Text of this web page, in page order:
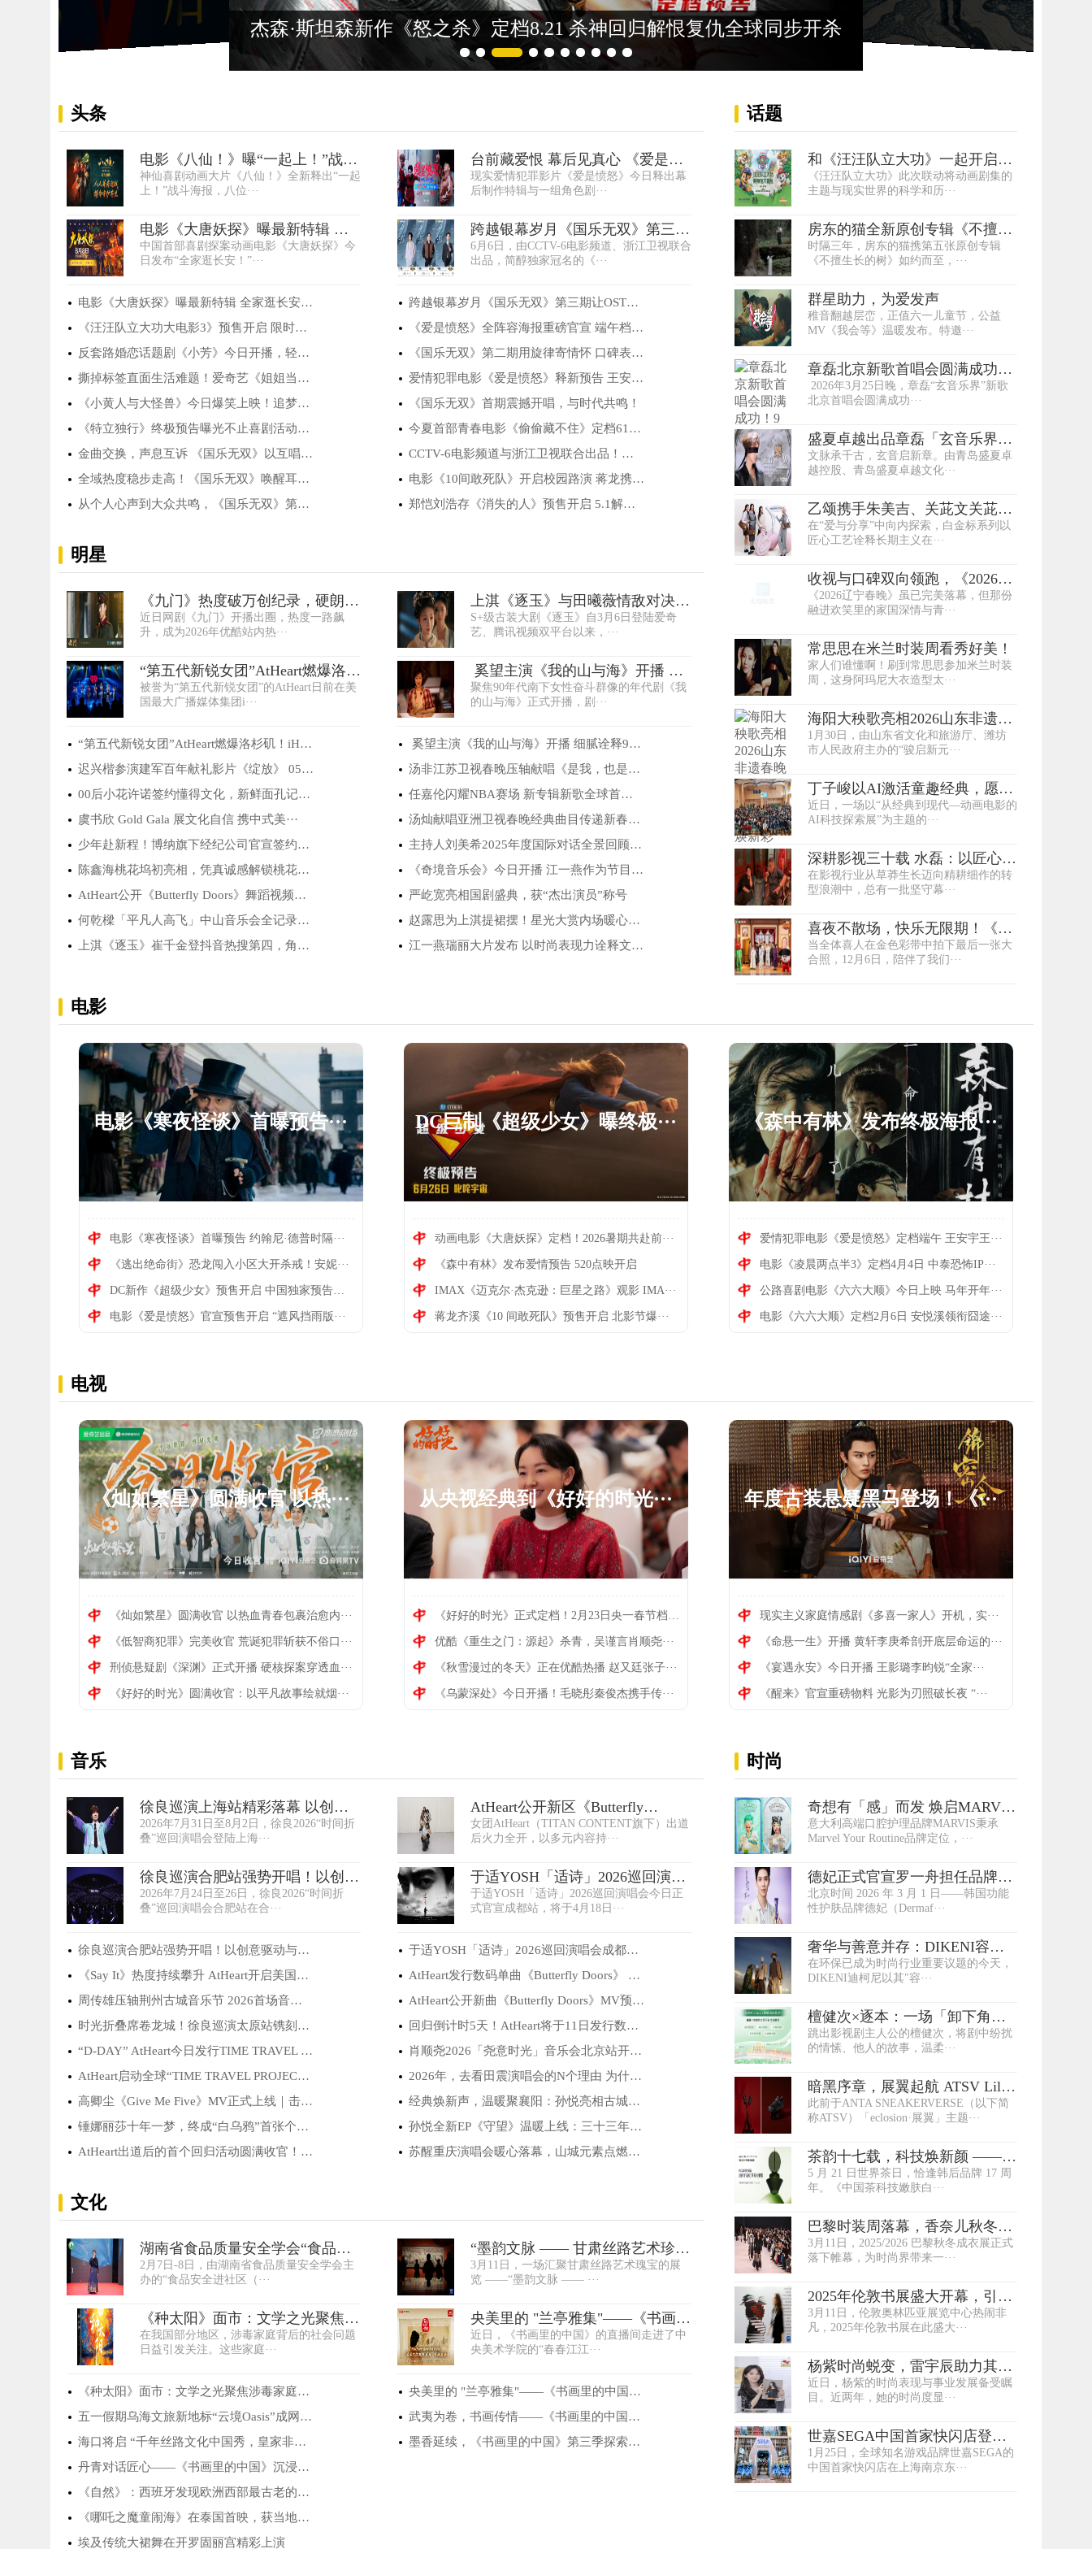
电影《回家之路》首曝物料 张震领衔演绎跨越海峡的坚守
头条
电影《八仙！》曝“一起上！”战斗
海报 凡人···
神仙喜剧动画大片《八仙！》全新释出“一起
上！”战斗海报，八位···
电影《大唐妖探》曝最新特辑 全
家逛长安大开···
中国首部喜剧探案动画电影《大唐妖探》今
日发布“全家逛长安！”···
电影《大唐妖探》曝最新特辑 全家逛长安大开···
《汪汪队立大功大电影3》预售开启 限时点映···
反套路婚恋话题剧《小芳》今日开播，轻喜诠···
撕掉标签直面生活难题！爱奇艺《姐姐当家2》···
《小黄人与大怪兽》今日爆笑上映！追梦好莱···
《特立独行》终极预告曝光不止喜剧活动切实···
金曲交换，声息互诉 《国乐无双》以互唱搭建···
全域热度稳步走高！《国乐无双》唤醒耳机里···
从个人心声到大众共鸣，《国乐无双》第四期···
台前藏爱恨 幕后见真心 《爱是愤
怒》制作特···
现实爱情犯罪影片《爱是愤怒》今日释出幕
后制作特辑与一组角色剧···
跨越银幕岁月《国乐无双》第三期
让OST重燃生···
6月6日，由CCTV-6电影频道、浙江卫视联合
出品，简醇独家冠名的《···
跨越银幕岁月《国乐无双》第三期让OST重燃生···
《爱是愤怒》全阵容海报重磅官宣 端午档现实···
《国乐无双》第二期用旋律寄情怀 口碑表现亮···
爱情犯罪电影《爱是愤怒》释新预告 王安宇···
《国乐无双》首期震撼开唱，与时代共鸣！
今夏首部青春电影《偷偷藏不住》定档612 细···
CCTV-6电影频道与浙江卫视联合出品！国乐新···
电影《10间敢死队》开启校园路演 蒋龙携主创···
郑恺刘浩存《消失的人》预售开启 5.1解锁小···
明星
《九门》热度破万创纪录，硬朗小
生杨昊博崭···
近日网剧《九门》开播出圈，热度一路飙
升，成为2026年优酷站内热···
“第五代新锐女团”AtHeart燃爆洛杉
矶！iHe···
被誉为“第五代新锐女团”的AtHeart日前在美
国最大广播媒体集团i···
“第五代新锐女团”AtHeart燃爆洛杉矶！iHe···
迟兴楷参演建军百年献礼影片《绽放》 05后演···
00后小花许诺签约懂得文化，新鲜面孔记忆点···
虞书欣 Gold Gala 展文化自信 携中式美···
少年赴新程！博纳旗下经纪公司官宣签约新人···
陈鑫海桃花坞初亮相，凭真诚感解锁桃花坞社···
AtHeart公开《Butterfly Doors》舞蹈视频！···
何乾樑「平凡人高飞」中山音乐会全记录：一···
上淇《逐玉》崔千金登抖音热搜第四，角色热···
上淇《逐玉》与田曦薇情敌对决引
爆全网话题
S+级古装大剧《逐玉》自3月6日登陆爱奇
艺、腾讯视频双平台以来，···
奚望主演《我的山与海》开播 细
腻诠释90年···
聚焦90年代南下女性奋斗群像的年代剧《我
的山与海》正式开播，剧···
奚望主演《我的山与海》开播 细腻诠释90年···
汤非江苏卫视春晚压轴献唱《是我，也是我们···
任嘉伦闪耀NBA赛场 新专辑新歌全球首唱创高···
汤灿献唱亚洲卫视春晚经典曲目传递新春祝福
主持人刘美希2025年度国际对话全景回顾 搭建···
《奇境音乐会》今日开播 江一燕作为节目发起···
严屹宽亮相国剧盛典，获“杰出演员”称号
赵露思为上淇提裙摆！星光大赏内场暖心瞬间···
江一燕瑞丽大片发布 以时尚表现力诠释文旅融···
话题
和《汪汪队立大功》一起开启博
物馆探险之旅···
《汪汪队立大功》此次联动将动画剧集的
主题与现实世界的科学和历···
房东的猫全新原创专辑《不擅生
长的树》 6 月···
时隔三年，房东的猫携第五张原创专辑
《不擅生长的树》如约而至，···
群星助力，为爱发声
稚音翻越层峦，正值六一儿童节，公益
MV《我会等》温暖发布。特邀···
章磊北京新歌首唱会圆满成功！
9首新歌颠覆风···
2026年3月25日晚，章磊“玄音乐界”新歌
北京首唱会圆满成功···
盛夏卓越出品章磊「玄音乐界」
首唱会 3月25···
文脉承千古，玄音启新章。由青岛盛夏卓
越控股、青岛盛夏卓越文化···
乙颂携手朱美吉、关茈文关茈匀
及“ALEX绝对···
在“爱与分享”中向内探索，白金标系列以
匠心工艺诠释长期主义在···
收视与口碑双向领跑，《2026辽
宁春晚》再创···
《2026辽宁春晚》虽已完美落幕，但那份
融进欢笑里的家国深情与青···
常思思在米兰时装周看秀好美！
家人们谁懂啊！刷到常思思参加米兰时装
周，这身阿玛尼大衣造型太···
海阳大秧歌亮相2026山东非遗春
晚 最具礼节性···
1月30日，由山东省文化和旅游厅、潍坊
市人民政府主办的“骏启新元···
丁子峻以AI激活童趣经典，愿做
港沪文化桥
近日，一场以“从经典到现代—动画电影的
AI科技探索展”为主题的···
深耕影视三十载 水磊：以匠心护
航光影之路
在影视行业从草莽生长迈向精耕细作的转
型浪潮中，总有一批坚守幕···
喜夜不散场，快乐无限期！《喜
人奇妙夜》第···
当全体喜人在金色彩带中拍下最后一张大
合照，12月6日，陪伴了我们···
电影
电影《寒夜怪谈》首曝预告···
《逃出绝命街》恐龙闯入小···
电影《寒夜怪谈》首曝预告 约翰尼·德普时隔···
《逃出绝命街》恐龙闯入小区大开杀戒！安妮···
DC新作《超级少女》预售开启 中国独家预告燃···
电影《爱是愤怒》官宣预售开启 “遮风挡雨版···
DC巨制《超级少女》曝终极···
动画电影《大唐妖探》定档···
动画电影《大唐妖探》定档！2026暑期共赴前···
《森中有林》发布爱情预告 520点映开启
IMAX《迈克尔·杰克逊：巨星之路》观影 IMA···
蒋龙齐溪《10 间敢死队》预售开启 北影节爆···
《森中有林》发布终极海报···
爱情犯罪电影《爱是愤怒》···
爱情犯罪电影《爱是愤怒》定档端午 王安宇王···
电影《凌晨两点半3》定档4月4日 中泰恐怖IP···
公路喜剧电影《六六大顺》今日上映 马年开年···
电影《六六大顺》定档2月6日 安悦溪领衔囧途···
电视
《灿如繁星》圆满收官 以热···
《低智商犯罪》完美收官 荒···
《灿如繁星》圆满收官 以热血青春包裹治愈内···
《低智商犯罪》完美收官 荒诞犯罪斩获不俗口···
刑侦悬疑剧《深渊》正式开播 硬核探案穿透血···
《好好的时光》圆满收官：以平凡故事绘就烟···
从央视经典到《好好的时光···
《好好的时光》正式定档！···
《好好的时光》正式定档！2月23日央一春节档···
优酷《重生之门：源起》杀青，吴谨言肖顺尧···
《秋雪漫过的冬天》正在优酷热播 赵又廷张子···
《乌蒙深处》今日开播！毛晓彤秦俊杰携手传···
年度古装悬疑黑马登场！《···
现实主义家庭情感剧《多喜···
现实主义家庭情感剧《多喜一家人》开机，实···
《命悬一生》开播 黄轩李庚希剖开底层命运的···
《宴遇永安》今日开播 王影璐李昀锐“全家···
《醒来》官宣重磅物料 光影为刃照破长夜 “···
音乐
徐良巡演上海站精彩落幕 以创意
舞台与真诚互···
2026年7月31日至8月2日，徐良2026“时间折
叠”巡回演唱会登陆上海···
徐良巡演合肥站强势开唱！以创意
驱动与情感···
2026年7月24日至26日，徐良2026“时间折
叠”巡回演唱会合肥站在合···
徐良巡演合肥站强势开唱！以创意驱动与情感···
《Say It》热度持续攀升 AtHeart开启美国宣···
周传雄压轴荆州古城音乐节 2026首场音乐节故···
时光折叠席卷龙城！徐良巡演太原站镌刻青春···
“D-DAY” AtHeart今日发行TIME TRAVEL PRO···
AtHeart启动全球“TIME TRAVEL PROJECT”！···
高卿尘《Give Me Five》MV正式上线｜击掌为···
锤娜丽莎十年一梦，终成“白乌鸦”首张个人···
AtHeart出道后的首个回归活动圆满收官！ 两···
AtHeart公开新区《Butterfly
Doors》Live版···
女团AtHeart（TITAN CONTENT旗下）出道
后火力全开，以多元内容持···
于适YOSH「适诗」2026巡回演唱
会成都启程，···
于适YOSH「适诗」2026巡回演唱会今日正
式官宣成都站，将于4月18日···
于适YOSH「适诗」2026巡回演唱会成都启程，···
AtHeart发行数码单曲《Butterfly Doors》 开···
AtHeart公开新曲《Butterfly Doors》MV预告···
回归倒计时5天！AtHeart将于11日发行数码单···
肖顺尧2026「尧意时光」音乐会北京站开票 ···
2026年，去看田震演唱会的N个理由 为什么说···
经典焕新声，温暖聚襄阳：孙悦亮相古城晚会···
孙悦全新EP《守望》温暖上线：三十三年音乐···
苏醒重庆演唱会暖心落幕，山城元素点燃“真···
文化
湖南省食品质量安全学会“食品安
全进社区”···
2月7日-8日，由湖南省食品质量安全学会主
办的“食品安全进社区（···
《种太阳》面市：文学之光聚焦涉
毒家庭困境···
在我国部分地区，涉毒家庭背后的社会问题
日益引发关注。这些家庭···
《种太阳》面市：文学之光聚焦涉毒家庭困境···
五一假期乌海文旅新地标“云境Oasis”成网红···
海口将启 “千年丝路文化中国秀，皇家非遗文···
丹青对话匠心——《书画里的中国》沉浸式探···
《自然》：西班牙发现欧洲西部最古老的人族···
《哪吒之魔童闹海》在泰国首映，获当地观众···
埃及传统大裙舞在开罗固丽宫精彩上演
“墨韵文脉 —— 甘肃丝路艺术珍品
展” 在中···
3月11日，一场汇聚甘肃丝路艺术瑰宝的展
览 ——“墨韵文脉 —— ···
央美里的 "兰亭雅集"——《书画里
的中国》第···
近日，《书画里的中国》的直播间走进了中
央美术学院的“春春江江···
央美里的 "兰亭雅集"——《书画里的中国》第···
武夷为卷，书画传情——《书画里的中国》第···
墨香延续，《书画里的中国》第三季探索文脉···
时尚
奇想有「感」而发 焕启MARVIS
感官新体验
意大利高端口腔护理品牌MARVIS秉承
Marvel Your Routine品牌定位，···
德妃正式官宣罗一舟担任品牌闪
光代言人
北京时间 2026 年 3 月 1 日——韩国功能
性护肤品牌德妃（Dermaf···
奢华与善意并存：DIKENI容系
列的高端可持续···
在环保已成为时尚行业重要议题的今天，
DIKENI迪柯尼以其"容···
檀健次×逐本：一场「卸下角
色」的自我回归
跳出影视剧主人公的檀健次，将剧中纷扰
的情愫、他人的故事，温柔···
暗黑序章，展翼起航 ATSV Lilith
莉莉丝重磅···
此前于ANTA SNEAKERVERSE（以下简
称ATSV）「eclosion·展翼」主题···
茶韵十七载，科技焕新颜 ——
韩后以茶嫩肤···
5 月 21 日世界茶日，恰逢韩后品牌 17 周
年。《中国茶科技嫩肤白···
巴黎时装周落幕，香奈儿秋冬成
衣系列惊艳亮···
3月11日，2025/2026 巴黎秋冬成衣展正式
落下帷幕，为时尚界带来一···
2025年伦敦书展盛大开幕，引领
全球出版文化···
3月11日，伦敦奥林匹亚展览中心热闹非
凡，2025年伦敦书展在此盛大···
杨紫时尚蜕变，雷宇辰助力其星
途闪耀
近日，杨紫的时尚表现与事业发展备受瞩
目。近两年，她的时尚度显···
世嘉SEGA中国首家快闪店登陆
上海百联ZX 经···
1月25日，全球知名游戏品牌世嘉SEGA的
中国首家快闪店在上海南京东···